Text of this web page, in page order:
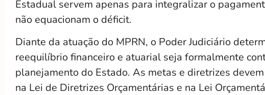
Estadual servem apenas para integralizar o
não equacionam o déficit.
Diante da atuação do MPRN, o Poder Judiciário
reequilíbrio financeiro e atuarial seja formalmente
planejamento do Estado. As metas e diretrizes
na Lei de Diretrizes Orçamentárias e na Lei